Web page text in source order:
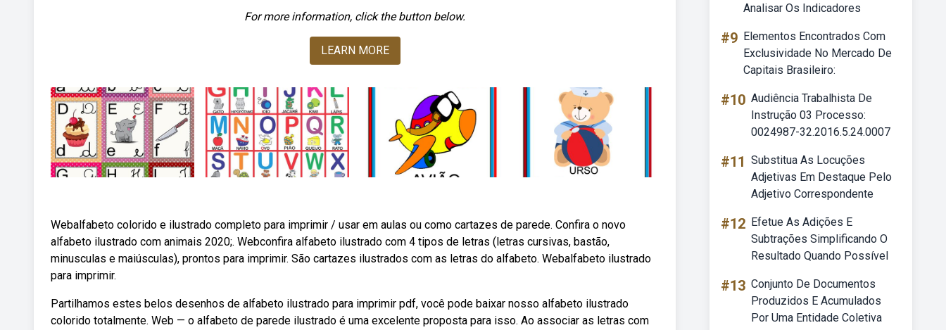
For more information, click the button below.
LEARN MORE
Webalfabeto colorido e ilustrado completo para imprimir / usar em aulas ou como cartazes de parede. Confira o novo
alfabeto ilustrado com animais 2020;. Webconfira alfabeto ilustrado com 4 tipos de letras (letras cursivas, bastão,
minusculas e maiúsculas), prontos para imprimir. São cartazes ilustrados com as letras do alfabeto. Webalfabeto ilustrado
para imprimir.
Partilhamos estes belos desenhos de alfabeto ilustrado para imprimir pdf, você pode baixar nosso alfabeto ilustrado
colorido totalmente. Web — o alfabeto de parede ilustrado é uma excelente proposta para isso. Ao associar as letras com
Analisar Os Indicadores
#9 Elementos Encontrados Com
Exclusividade No Mercado De
Capitais Brasileiro:
#10 Audiência Trabalhista De
Instrução 03 Processo:
0024987-32.2016.5.24.0007
#11 Substitua As Locuções
Adjetivas Em Destaque Pelo
Adjetivo Correspondente
#12 Efetue As Adições E
Subtrações Simplificando O
Resultado Quando Possível
#13 Conjunto De Documentos
Produzidos E Acumulados
Por Uma Entidade Coletiva